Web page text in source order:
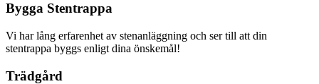
Bygga Stentrappa
Vi har lång erfarenhet av stenanläggning och ser till att din
stentrappa byggs enligt dina önskemål!
Trädgård